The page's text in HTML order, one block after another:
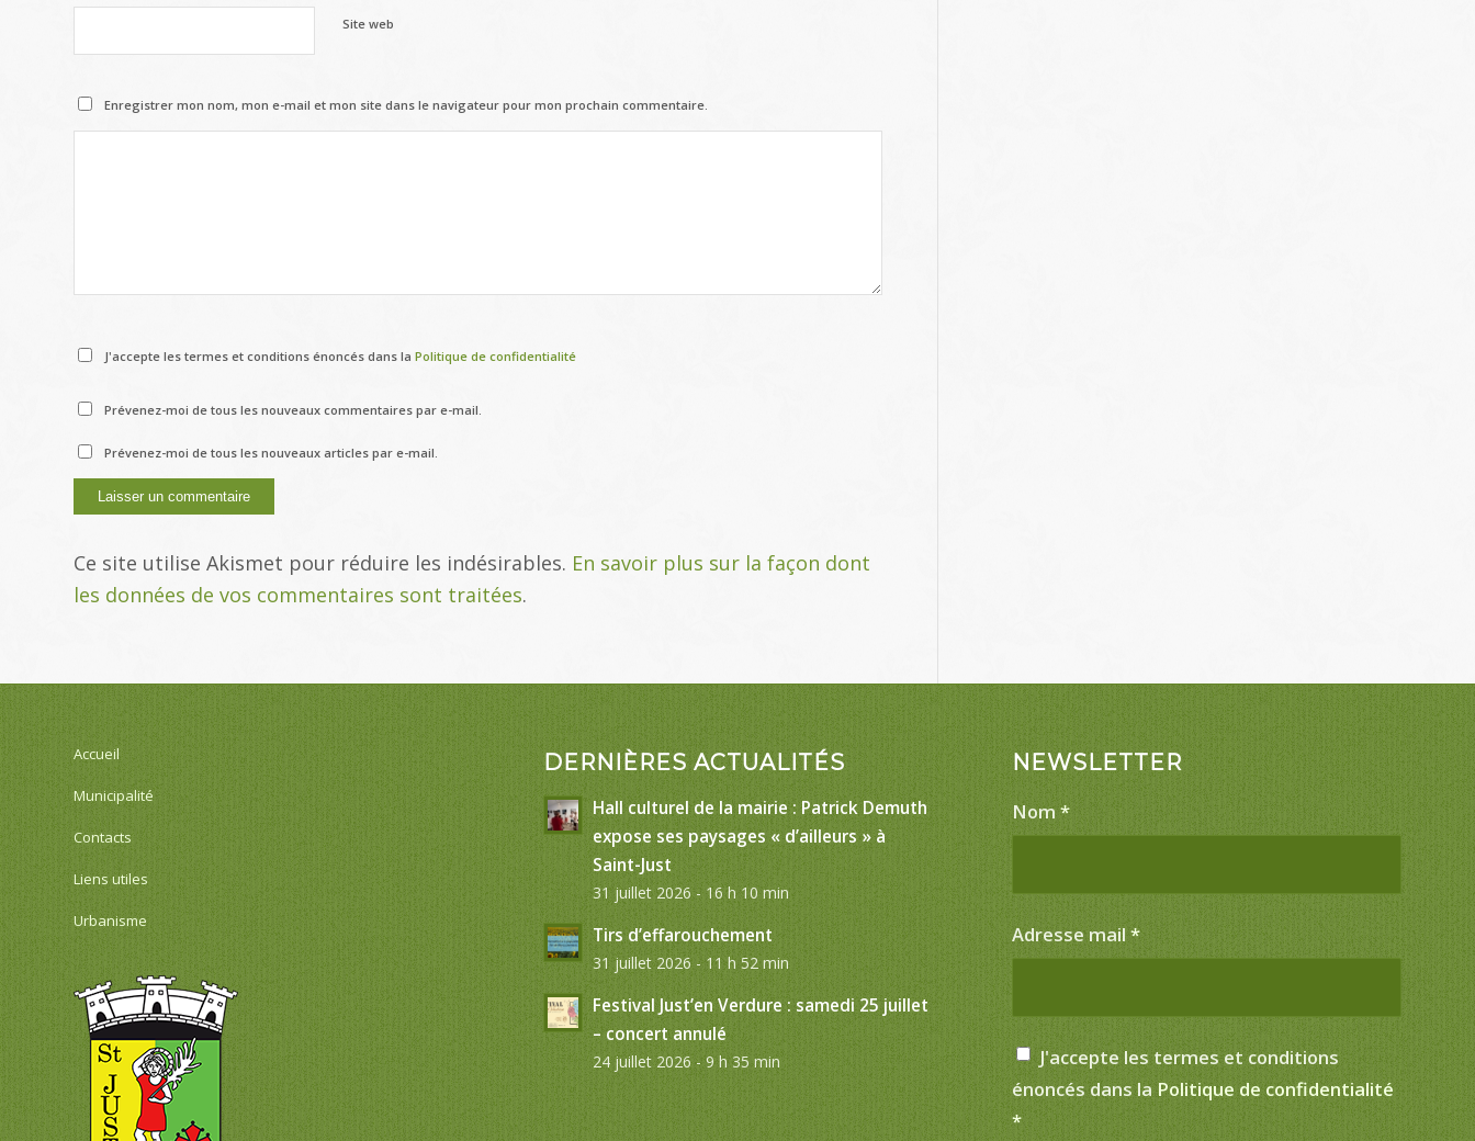
Site web
Enregistrer mon nom, mon e-mail et mon site dans le navigateur pour mon prochain commentaire.
J'accepte les termes et conditions énoncés dans la Politique de confidentialité
Prévenez-moi de tous les nouveaux commentaires par e-mail.
Prévenez-moi de tous les nouveaux articles par e-mail.
Ce site utilise Akismet pour réduire les indésirables. En savoir plus sur la façon dont
les données de vos commentaires sont traitées.
Accueil
Municipalité
Contacts
Liens utiles
Urbanisme
DERNIÈRES ACTUALITÉS
Hall culturel de la mairie : Patrick Demuth
expose ses paysages « d’ailleurs » à
Saint-Just
31 juillet 2026 - 16 h 10 min
Tirs d’effarouchement
31 juillet 2026 - 11 h 52 min
Festival Just’en Verdure : samedi 25 juillet
– concert annulé
24 juillet 2026 - 9 h 35 min
NEWSLETTER
Nom*
Adresse mail*
J'accepte les termes et conditions
énoncés dans la Politique de confidentialité
*